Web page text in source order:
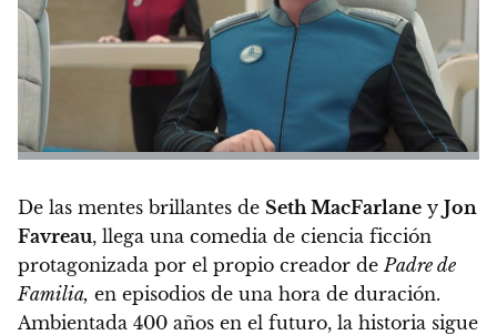
De las mentes brillantes de Seth MacFarlane y Jon
Favreau, llega una comedia de ciencia ficción
protagonizada por el propio creador de Padre de
Familia, en episodios de una hora de duración.
Ambientada 400 años en el futuro, la historia sigue